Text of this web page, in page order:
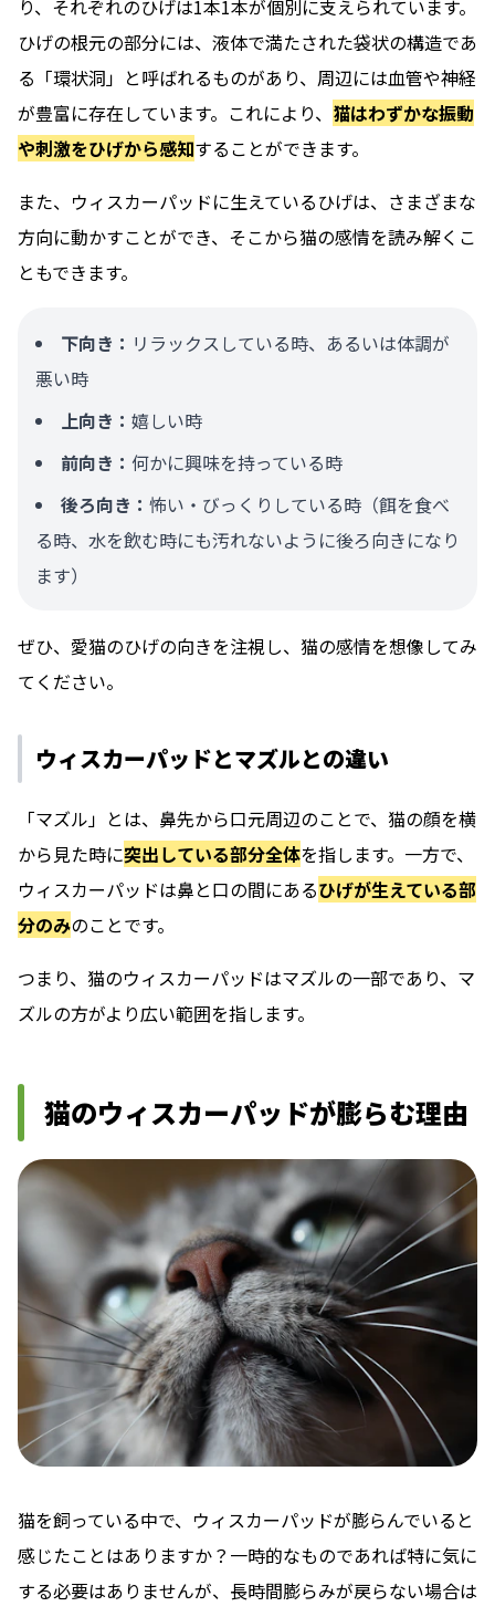
り、それぞれのひげは1本1本が個別に支えられています。
ひげの根元の部分には、液体で満たされた袋状の構造であ
る「環状洞」と呼ばれるものがあり、周辺には血管や神経
が豊富に存在しています。これにより、 猫はわずかな振動
や刺激をひげから感知することができます。
また、ウィスカーパッドに生えているひげは、さまざまな
方向に動かすことができ、そこから猫の感情を読み解くこ
ともできます。
下向き： リラックスしている時、あるいは体調が
悪い時
上向き： 嬉しい時
前向き： 何かに興味を持っている時
後ろ向き： 怖い・びっくりしている時（餌を食べ
る時、水を飲む時にも汚れないように後ろ向きになり
ます）
ぜひ、愛猫のひげの向きを注視し、猫の感情を想像してみ
てください。
ウィスカーパッドとマズルとの違い
「マズル」とは、鼻先から口元周辺のことで、猫の顔を横
から見た時に突出している部分全体を指します。一方で、
ウィスカーパッドは鼻と口の間にあるひげが生えている部
分のみのことです。
つまり、猫のウィスカーパッドはマズルの一部であり、マ
ズルの方がより広い範囲を指します。
猫のウィスカーパッドが膨らむ理由
猫を飼っている中で、ウィスカーパッドが膨らんでいると
感じたことはありますか？一時的なものであれば特に気に
する必要はありませんが、長時間膨らみが戻らない場合は